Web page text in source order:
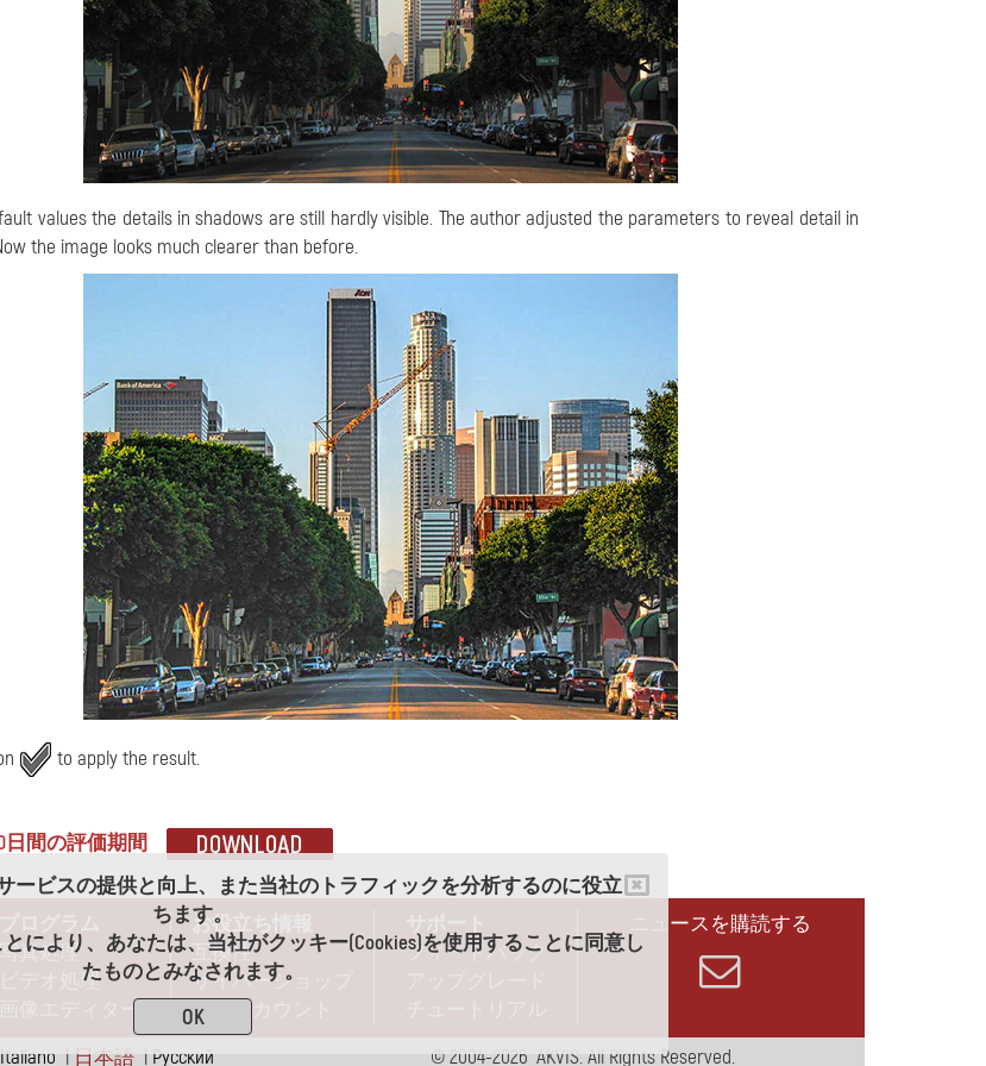
ービスの提供と向上、また当社のトラフィックを分析するのに役立
ちます。
により、あなたは、当社がクッキー(Cookies)を使用することに同意し
たものとみなされます。
OK
values the details in shadows are still hardly visible. The author adjusted the parameters to reveal detail in
the image looks much clearer than before.
to apply the result.
日間の評価期間
真処理
ビデオ処理
画像エディター
お役立ち情報
互換性
サイバーショップ
ディスカウント
フィードバック
ニュースを購読する
Italiano | 日本語 | Pусский © 2004-2026 AKVIS. All Rights Reserved.